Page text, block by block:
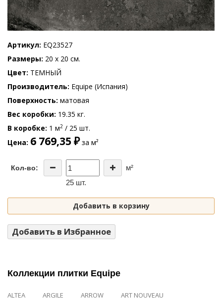
Артикул EQ23527
Размеры 20 x 20 см.
Цвет ТЕМНЫЙ
Производитель Equipe (Испания)
Поверхность матовая
Вес коробки 19.35 кг.
В коробке 1 м2 / 25 шт.
Цена 6 769,35 ₽за м²
Кол-во:
м²
25 шт.
Добавить в корзину
Добавить в Избранное
Коллекции плитки Equipe
ALTEA ARGILE ARROW
ART NOUVEAU